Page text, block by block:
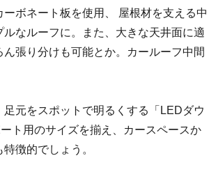
ボネート板を使用、 屋根材を支える中
なルーフに。また、大きな天井面に適
張り分けも可能とか。カールーフ中間
元をスポットで明るくする「LEDダウ
ト用のサイズを揃え、カースペースか
徴的でしょう。